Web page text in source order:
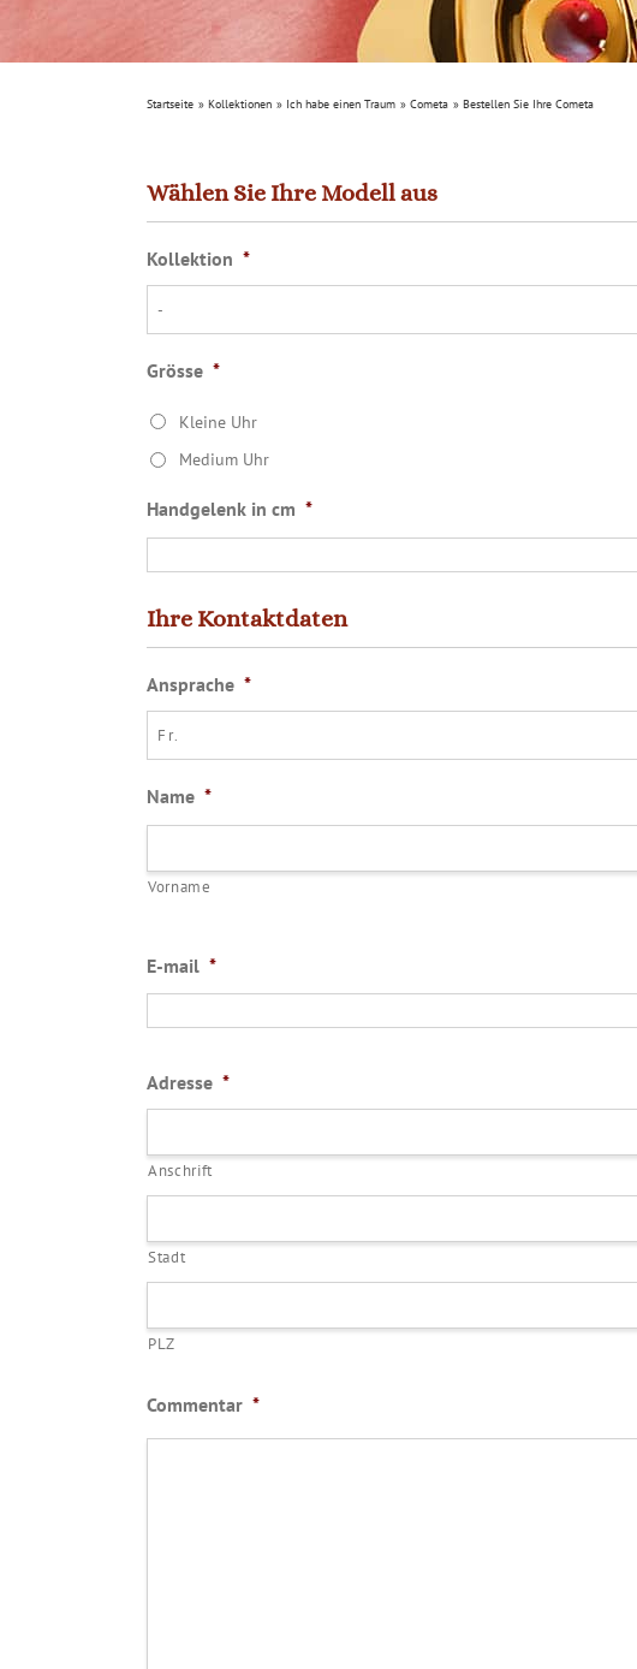
Startseite Kollektionen Ich habe einen Traum Cometa Bestellen Sie Ihre Cometa
Wählen Sie Ihre Modell aus
Kollektion *
Grösse *
Kleine Uhr
Medium Uhr
Handgelenk in cm *
Ihre Kontaktdaten
Ansprache *
Name *
Vorname
E-mail *
Adresse *
Anschrift
Stadt
PLZ
Commentar *